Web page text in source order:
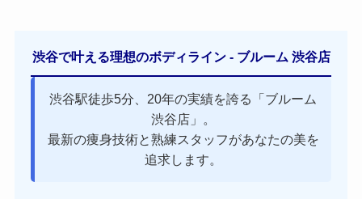
渋谷で叶える理想のボディライン - ブルーム 渋谷店
渋谷駅徒歩5分、20年の実績を誇る「ブルーム
渋谷店」。
最新の痩身技術と熟練スタッフがあなたの美を
追求します。